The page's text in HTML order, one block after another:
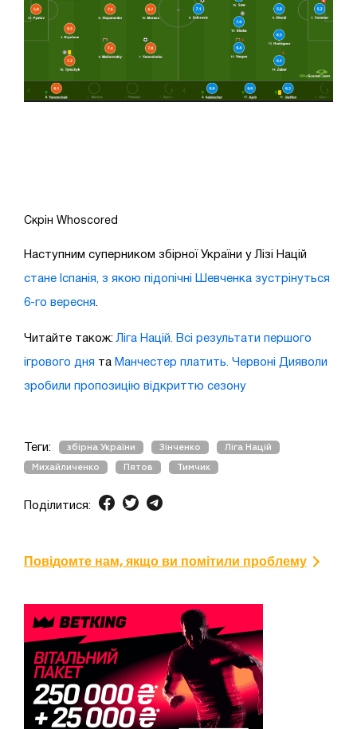
Скрін Whoscored
Наступним суперником збірної України у Лізі Націй
стане Іспанія, з якою підопічні Шевченка зустрінуться
6-го вересня
Читайте також: Ліга Націй. Всі результати першого
ігрового дня та Манчестер платить. Червоні Дияволи
зробили пропозицію відкриттю сезону
Теги: збірна України Зінченко Ліга Націй
Михайличенко Пятов Тимчик
Поділитися:
Повідомте нам, якщо ви помітили проблему